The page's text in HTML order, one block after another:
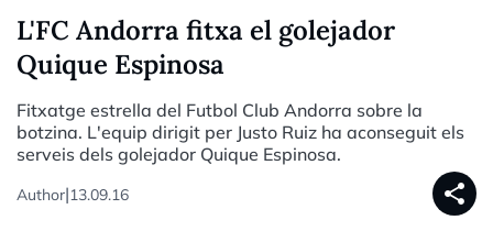
L'FC Andorra fitxa el golejador
Quique Espinosa
Fitxatge estrella del Futbol Club Andorra sobre la
botzina. L'equip dirigit per Justo Ruiz ha aconseguit els
serveis dels golejador Quique Espinosa.
Author|13.09.16 share